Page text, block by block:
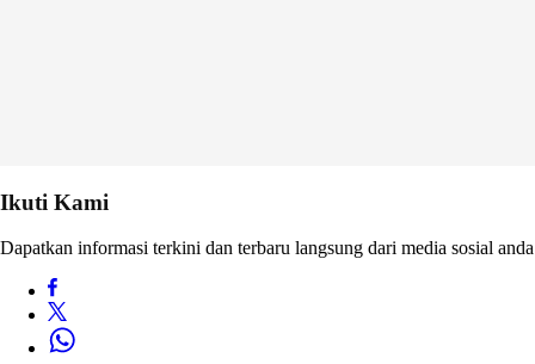
Ikuti Kami
Dapatkan informasi terkini dan terbaru langsung dari media sosial anda